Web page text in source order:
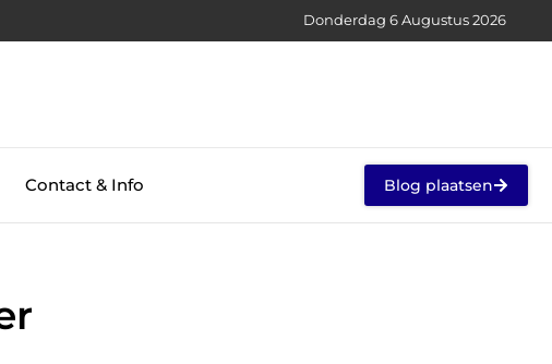
Donderdag 6 Augustus 2026
Contact & Info Blog plaatsen